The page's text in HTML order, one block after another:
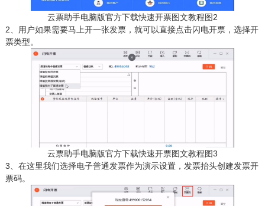
云票助手电脑版官方下载快速开票图文教程图2
2、用户如果需要马上开一张发票，就可以直接点击闪电开票，选择开
票类型。
云票助手电脑版官方下载快速开票图文教程图3
3、在这里我们选择电子普通发票作为演示设置，发票抬头创建发票开
票码。